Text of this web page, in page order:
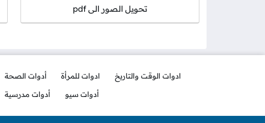
تحويل الصور الى pdf
ادوات الوقت والتاريخ ادوات للمرأة أدوات الصحة
أدوات سيو
أدوات مدرسية